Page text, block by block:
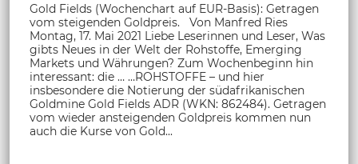
Gold Fields (Wochenchart auf EUR-Basis): Getragen
vom steigenden Goldpreis. Von Manfred Ries
Montag, 17. Mai 2021 Liebe Leserinnen und Leser, Was
gibts Neues in der Welt der Rohstoffe, Emerging
Markets und Währungen? Zum Wochenbeginn hin
interessant: die … …ROHSTOFFE – und hier
insbesondere die Notierung der südafrikanischen
Goldmine Gold Fields ADR (WKN: 862484). Getragen
vom wieder ansteigenden Goldpreis kommen nun
auch die Kurse von Gold...